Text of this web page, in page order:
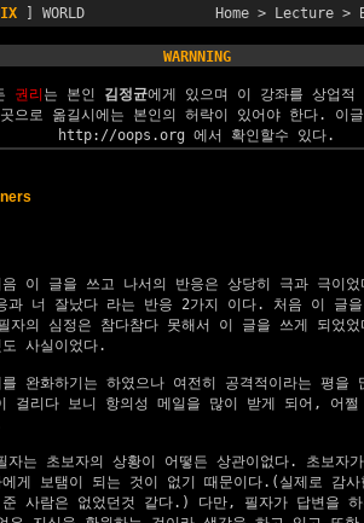
] WORLD Home > Lecture >
WARNNING
권리 는 본인 김정균에게 있으며 이 강좌를 상업적
으로 옮길시에는 본인의 허락이 있어야 한다. 이
http://oops.org 에서 확인할수 있다.
이 글을 쓰고 나서의 반응은 상당히 극과 극이
과 너 잘났다 라는 반응 2가지 이다. 처음 이 글
자의 심정은 참다참다 못해서 이 글을 쓰게 되었
사실이었다.
완화하기는 하였으나 여전히 공격적이라는 평을
리다 보니 항의성 메일을 많이 받게 되어, 어
자는 초보자의 상황이 어떻든 상관이없다. 초보자
게 보탬이 되는 것이 없기 때문이다.(실제로 감사
사람은 없었던것 같다.) 다만, 필자가 답변을